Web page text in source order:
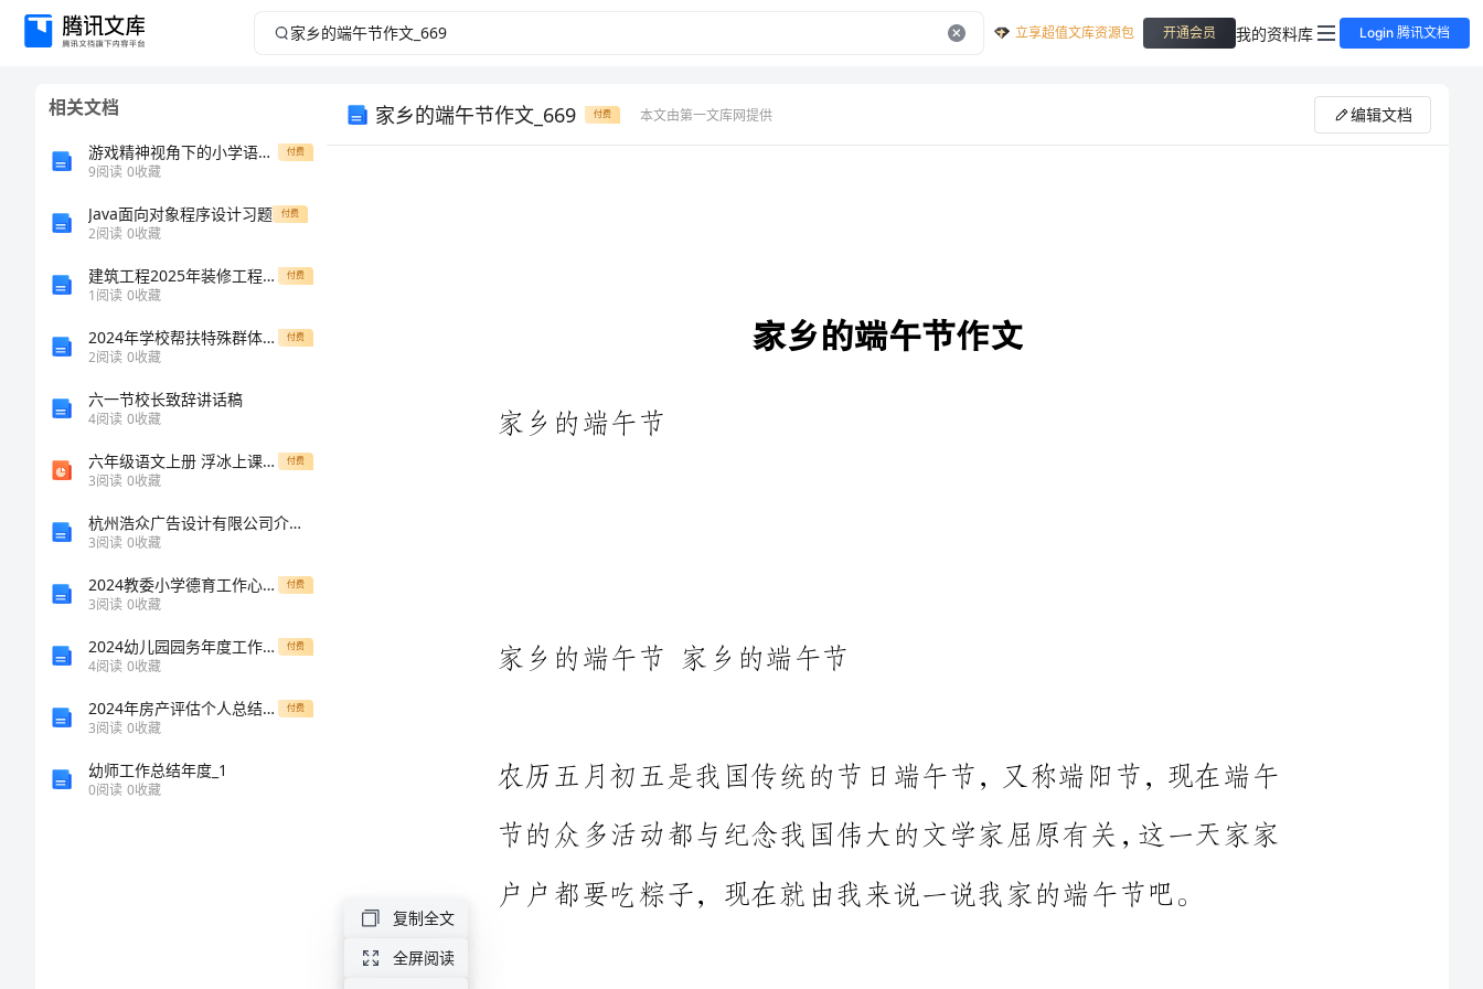
家
_669
立享超值文库资源包 开通会员 我的资料库 Login 腾讯文档
相关文档
游戏精神视角下的小学语文课堂教学 付费
9阅读 0收藏
Java面向对象程序设计习题 付费
2阅读 0收藏
建筑工程2025年装修工程劳务分包合同范文 付费
1阅读 0收藏
2024年学校帮扶特殊群体指导方案 付费
2阅读 0收藏
六一节校长致辞讲话稿
4阅读 0收藏
六年级语文上册 浮冰上课件1 鄂教版 付费
3阅读 0收藏
杭州浩众广告设计有限公司介绍企业发展分析报告
3阅读 0收藏
2024教委小学德育工作心得体会 付费
3阅读 0收藏
2024幼儿园园务年度工作总结 付费
4阅读 0收藏
2024年房产评估个人总结报告 付费
3阅读 0收藏
幼师工作总结年度_1
0阅读 0收藏
家乡的端午节作文_669 付费 本文由第一文库网提供 编辑文档
端午节的习俗主要是包粽子，早上我和奶奶学习包粽子，奶奶先
复制全文
全屏阅读